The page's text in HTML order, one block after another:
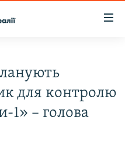
для контролю
1» – голова